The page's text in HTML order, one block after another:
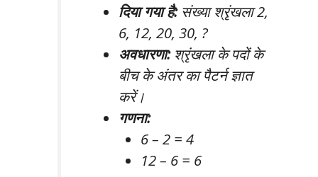
दिया गया है:संख्या श्रृंखला 2,
6, 12, 20, 30, ?
अवधारणा:श्रृंखला के पदों के
बीच के अंतर का पैटर्न ज्ञात
करें।
गणना:
6 – 2 = 4
12 – 6 = 6